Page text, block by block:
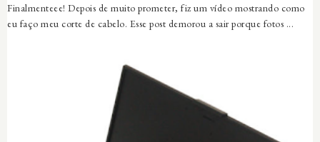
Finalmenteee! Depois de muito prometer, fiz um vídeo mostrando como
eu faço meu corte de cabelo. Esse post demorou a sair porque fotos ...